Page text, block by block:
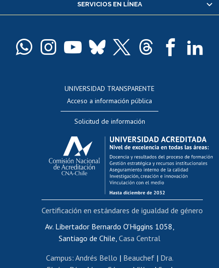
Pago de arancel y crédito alumnos
Docentes
Evaluación docente
Calificación académica
Postulación al AUCAI
Funcionarias/os
Cursos internos de capacitación
Bienestar del personal
Portal de movilidad interna
Certificado de renta
Certificado de renta honorarios
Editar páginas blancas
SERVICIOS EN LÍNEA
UNIVERSIDAD TRANSPARENTE
Acceso a información pública
Solicitud de información
Av. Libertador Bernardo O'Higgins 1058,
Santiago de Chile, Casa Central
Campus: Andrés Bello | Beauchef| Dra.
Certificación en estándares de igualdad de género